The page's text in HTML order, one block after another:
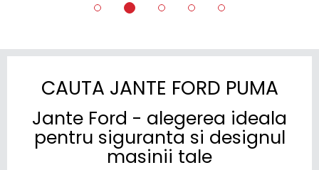
CAUTA JANTE FORD PUMA
Jante Ford - alegerea ideala
pentru siguranta si designul
masinii tale